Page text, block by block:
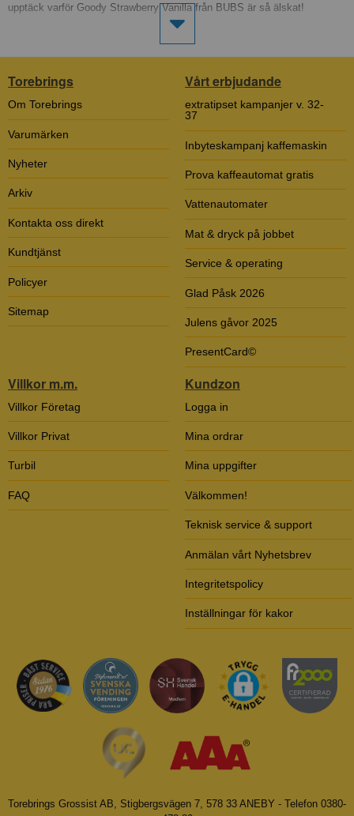
upptäck varför Goody Strawberry Vanilla från BUBS är så älskat!
Torebrings
Om Torebrings
Varumärken
Nyheter
Arkiv
Kontakta oss direkt
Kundtjänst
Policyer
Sitemap
Vårt erbjudande
extratipset kampanjer v. 32-
37
Inbyteskampanj kaffemaskin
Prova kaffeautomat gratis
Vattenautomater
Mat & dryck på jobbet
Service & operating
Glad Påsk 2026
Julens gåvor 2025
PresentCard©
Villkor m.m.
Villkor Företag
Villkor Privat
Turbil
FAQ
Kundzon
Logga in
Mina ordrar
Mina uppgifter
Välkommen!
Teknisk service & support
Anmälan vårt Nyhetsbrev
Integritetspolicy
Inställningar för kakor
Torebrings Grossist AB, Stigbergsvägen 7, 578 33 ANEBY - Telefon 0380-